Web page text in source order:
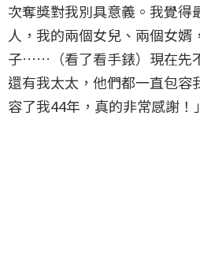
次奪獎對我別具意義。我覺得
人，我的兩個女兒、兩個女婿
子……（看了看手錶）現在
還有我太太，他們都一直包容
容了我44年，真的非常感謝！」